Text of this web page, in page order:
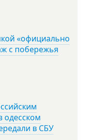
«официально
с побережья
одесском
в СБУ